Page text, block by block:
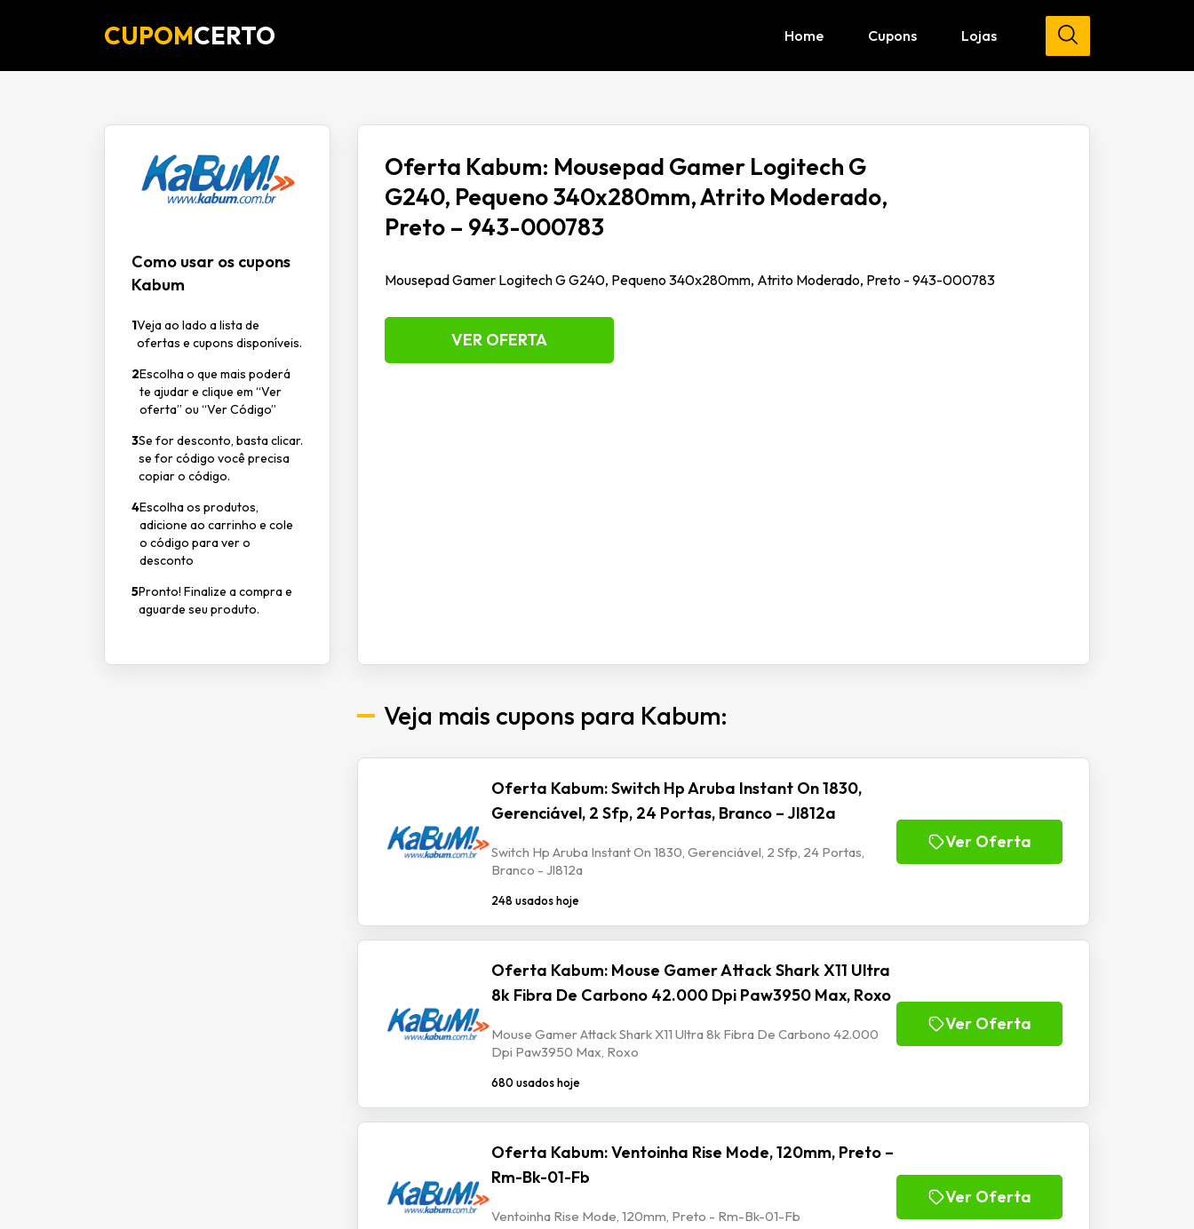
CUPOMCERTO Home Cupons Lojas
Como usar os cupons
Kabum
1Veja ao lado a lista de
ofertas e cupons disponíveis.
2Escolha o que mais poderá
te ajudar e clique em “Ver
oferta” ou “Ver Código”
3Se for desconto, basta clicar.
se for código você precisa
copiar o código.
4Escolha os produtos,
adicione ao carrinho e cole
o código para ver o
desconto
5Pronto! Finalize a compra e
aguarde seu produto.
Oferta Kabum: Mousepad Gamer Logitech G
G240, Pequeno 340x280mm, Atrito Moderado,
Preto – 943-000783
Mousepad Gamer Logitech G G240, Pequeno 340x280mm, Atrito Moderado, Preto - 943-000783
VER OFERTA
Veja mais cupons para Kabum:
Oferta Kabum: Switch Hp Aruba Instant On 1830,
Gerenciável, 2 Sfp, 24 Portas, Branco – Jl812a
Switch Hp Aruba Instant On 1830, Gerenciável, 2 Sfp, 24 Portas,
Branco - Jl812a
248 usados hoje
Ver Oferta
Oferta Kabum: Mouse Gamer Attack Shark X11 Ultra
8k Fibra De Carbono 42.000 Dpi Paw3950 Max, Roxo
Mouse Gamer Attack Shark X11 Ultra 8k Fibra De Carbono 42.000
Dpi Paw3950 Max, Roxo
680 usados hoje
Ver Oferta
Oferta Kabum: Ventoinha Rise Mode, 120mm, Preto –
Rm-Bk-01-Fb
Ventoinha Rise Mode, 120mm, Preto - Rm-Bk-01-Fb
Ver Oferta